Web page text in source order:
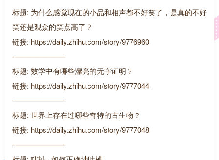
标题: 为什么感觉现在的小品和相声都不好笑了，是真的不好
笑还是观众的笑点高了？
链接: https://daily.zhihu.com/story/9776960
———————-
标题: 数学中有哪些漂亮的无字证明？
链接: https://daily.zhihu.com/story/9777044
———————-
标题: 世界上存在过哪些奇特的古生物？
链接: https://daily.zhihu.com/story/9777048
———————-